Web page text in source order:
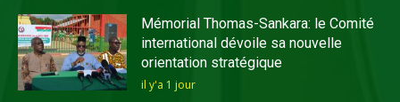
Mémorial Thomas-Sankara: le Comité
international dévoile sa nouvelle
orientation stratégique
il y'a 1 jour